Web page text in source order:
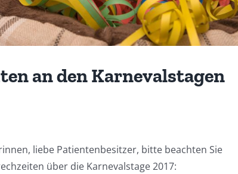
an den Karnevalstagen
liebe Patientenbesitzer, bitte beachten Sie
über die Karnevalstage 2017: